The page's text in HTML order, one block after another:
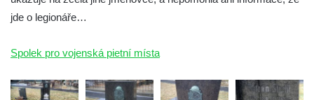
Hrob Josefa Havla na hřbitově ve Velešíně
u kostela svatého Václava ve Velešíně
jde o legionáře…
Spolek pro vojenská pietní místa